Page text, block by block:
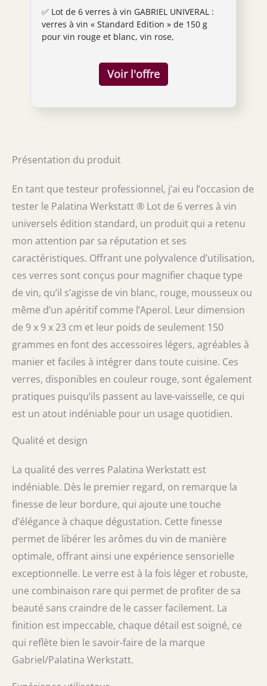
chiffon doux de seulement
150 g et passent au lave-
vaisselle
✅ Lot de 6 verres à vin GABRIEL UNIVERAL :
verres à vin « Standard Edition » de 150 g
pour vin rouge et blanc, vin rose,
cadeau de qualité supérieure ✅ FABRIQUÉS À
LA MACHINE : les verres sont fabriqués à la
machine et sont fabriqués en verre cristal de
la main, nous fournissons un chiffon de
Géométrie parfaite : les verres tiennent
parfaitement dans la main – le vin devient le
centre d'attention, un must absolu, ce n'est
que pour les verres Gabriel que vous pouvez
boire tous les types de vin dans un verre.
Pour les occasions spéciales, nous vous
recommandons également l'édition Gabriel
Gold, soufflé à la bouche avec un poids de
seulement 90 g. Grâce à la pénétration
profonde du verre au milieu du verre au
niveau du manche en verre, un effet de
décantation est obtenu
Présentation du produit
En tant que testeur professionnel, j’ai eu l’occasion de
tester le Palatina Werkstatt ® Lot de 6 verres à vin
universels édition standard, un produit qui a retenu
mon attention par sa réputation et ses
caractéristiques. Offrant une polyvalence d’utilisation,
ces verres sont conçus pour magnifier chaque type
de vin, qu’il s’agisse de vin blanc, rouge, mousseux ou
même d’un apéritif comme l’Aperol. Leur dimension
de 9 x 9 x 23 cm et leur poids de seulement 150
grammes en font des accessoires légers, agréables à
manier et faciles à intégrer dans toute cuisine. Ces
verres, disponibles en couleur rouge, sont également
pratiques puisqu’ils passent au lave-vaisselle, ce qui
est un atout indéniable pour un usage quotidien.
Qualité et design
La qualité des verres Palatina Werkstatt est
indéniable. Dès le premier regard, on remarque la
finesse de leur bordure, qui ajoute une touche
d’élégance à chaque dégustation. Cette finesse
permet de libérer les arômes du vin de manière
optimale, offrant ainsi une expérience sensorielle
exceptionnelle. Le verre est à la fois léger et robuste,
une combinaison rare qui permet de profiter de sa
beauté sans craindre de le casser facilement. La
finition est impeccable, chaque détail est soigné, ce
qui reflète bien le savoir-faire de la marque
Gabriel/Palatina Werkstatt.